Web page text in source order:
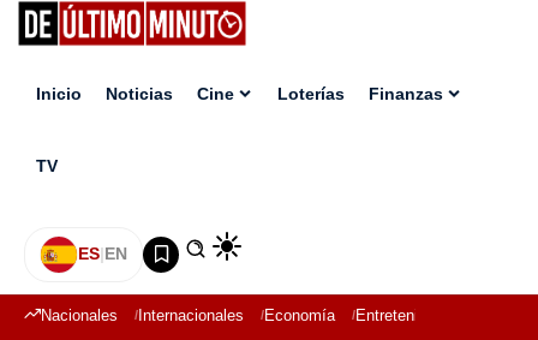
Inicio Noticias Cine Loterías Finanzas
TV
ES|EN
Nacionales Internacionales Economía Entretenimiento